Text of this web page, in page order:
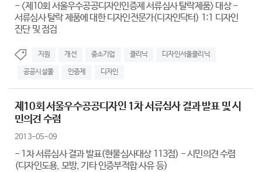
- <제10회 서울우수공공디자인인증제 서류심사 탈락제품> 대상 -
서류심사 탈락 제품에 대한 디자인전문가(디자인닥터) 1:1 디자인
진단 및 점검
지원 개선 중소기업 클리닉 디자인서울클리닉
공공시설물 인증제 디자인
제10회 서울우수공공디자인 1차 서류심사 결과 발표 및 시
민의견 수렴
2013-05-09
- 1차 서류심사 결과 발표(현물심사대상 113점) - 시민의견 수렴
(디자인도용, 모방, 기타 인증부적합 사유 등)